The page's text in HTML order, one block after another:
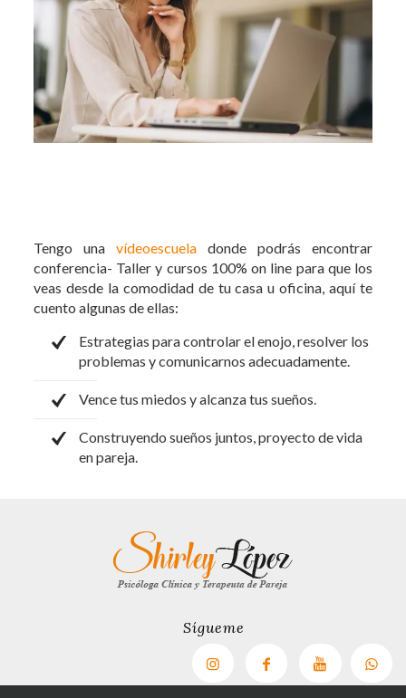
Tengo una vídeoescueladonde podrás encontrar
conferencia- Taller y cursos 100% on line para que los
veas desde la comodidad de tu casa u oficina, aquí te
cuento algunas de ellas:
Estrategias para controlar el enojo, resolver los
problemas y comunicarnos adecuadamente.
Vence tus miedos y alcanza tus sueños.
Construyendo sueños juntos, proyecto de vida
en pareja.
Sígueme